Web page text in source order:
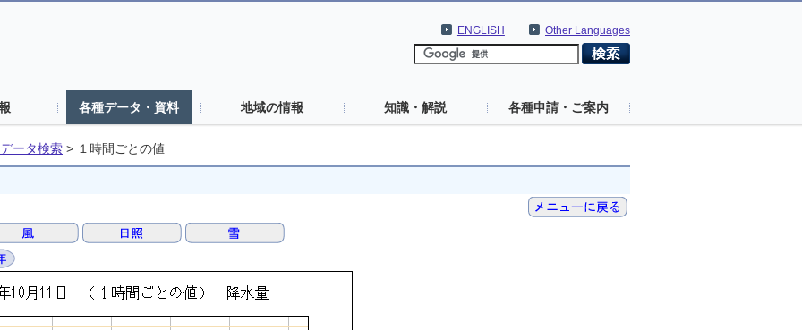
Other Languages
ENGLISH
各種データ・資料 地域の情報 知識・解説 各種申請・ご案内
ータ検索 > １時間ごとの値